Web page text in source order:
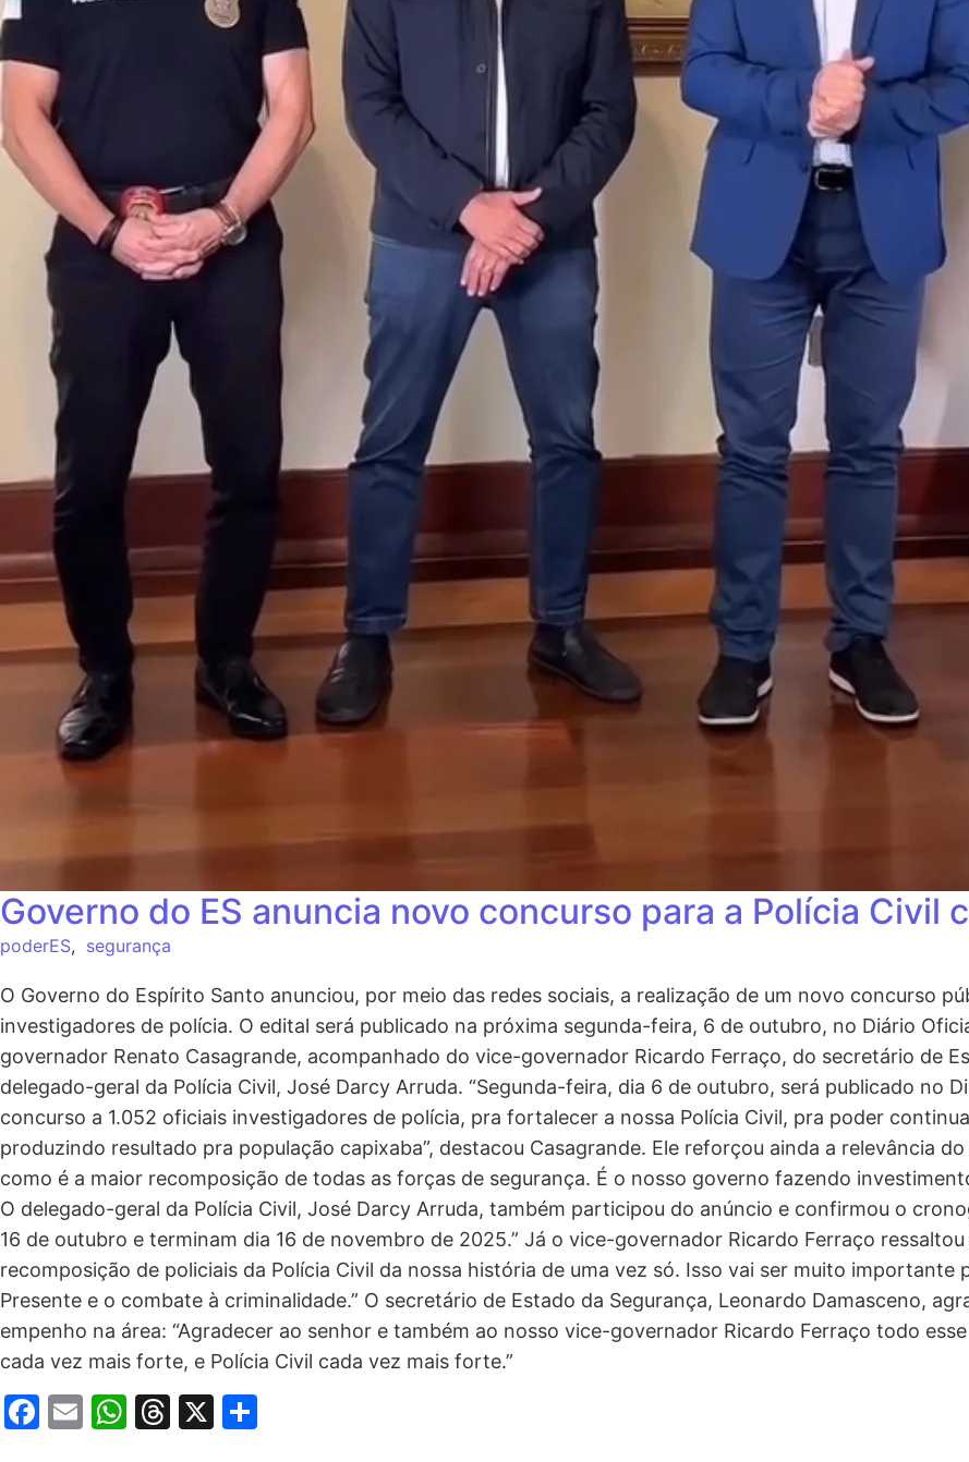
Governo do ES anuncia novo concurso para a Polícia Civil
poderES, segurança
O Governo do Espírito Santo anunciou, por meio das redes sociais, a realização de um novo concurso
investigadores de polícia. O edital será publicado na próxima segunda-feira, 6 de outubro, no Diário
governador Renato Casagrande, acompanhado do vice-governador Ricardo Ferraço, do secretário de
delegado-geral da Polícia Civil, José Darcy Arruda. “Segunda-feira, dia 6 de outubro, será publicado no
concurso a 1.052 oficiais investigadores de polícia, pra fortalecer a nossa Polícia Civil, pra poder
produzindo resultado pra população capixaba”, destacou Casagrande. Ele reforçou ainda a relevância
como é a maior recomposição de todas as forças de segurança. É o nosso governo fazendo
O delegado-geral da Polícia Civil, José Darcy Arruda, também participou do anúncio e confirmou o
16 de outubro e terminam dia 16 de novembro de 2025.” Já o vice-governador Ricardo Ferraço
recomposição de policiais da Polícia Civil da nossa história de uma vez só. Isso vai ser muito
Presente e o combate à criminalidade.” O secretário de Estado da Segurança, Leonardo Damasceno,
empenho na área: “Agradecer ao senhor e também ao nosso vice-governador Ricardo Ferraço todo
cada vez mais forte, e Polícia Civil cada vez mais forte.”
Facebook
EmailWhatsApp
Threads
X